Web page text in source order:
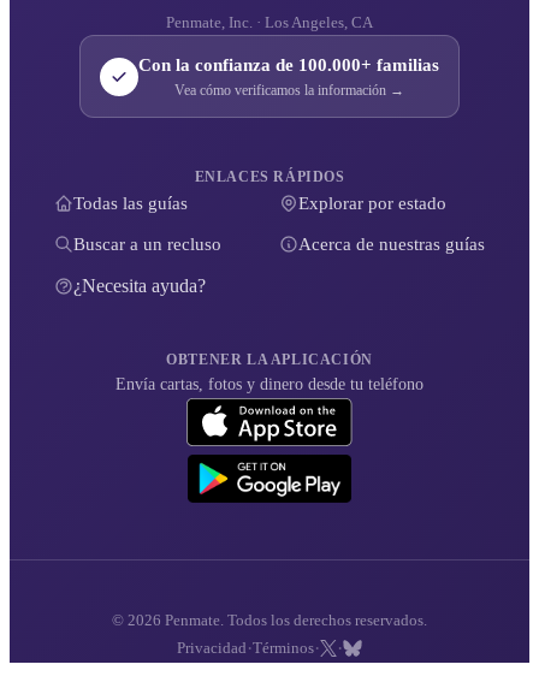
Penmate, Inc. · Los Angeles, CA
Con la confianza de 100.000+ familias
Vea cómo verificamos la información →
ENLACES RÁPIDOS
Todas las guías Explorar por estado
Buscar a un recluso Acerca de nuestras guías
¿Necesita ayuda?
OBTENER LA APLICACIÓN
Envía cartas, fotos y dinero desde tu teléfono
© 2026 Penmate. Todos los derechos reservados.
Privacidad ·Términos· ·